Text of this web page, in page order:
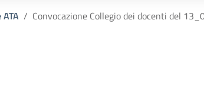
Convocazione Collegio dei docenti del